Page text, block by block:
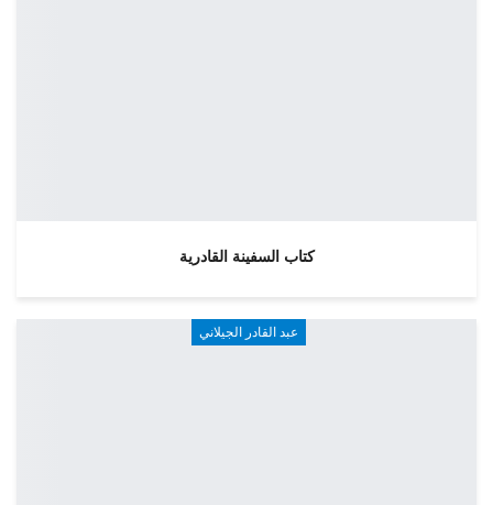
كتاب السفينة القادرية
عبد القادر الجيلاني